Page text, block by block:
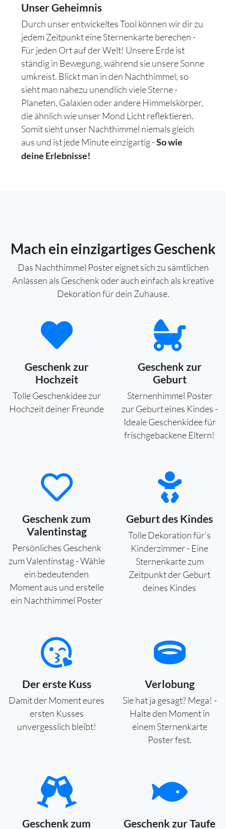
Unser Geheimnis
Durch unser entwickeltes Tool können wir dir zu
jedem Zeitpunkt eine Sternenkarte berechen -
Für jeden Ort auf der Welt! Unsere Erde ist
ständig in Bewegung, während sie unsere Sonne
umkreist. Blickt man in den Nachthimmel, so
sieht man nahezu unendlich viele Sterne -
Planeten, Galaxien oder andere Himmelskörper,
die ähnlich wie unser Mond Licht reflektieren.
Somit sieht unser Nachthimmel niemals gleich
aus und ist jede Minute einzigartig -So wie
deine Erlebnisse!
Mach ein einzigartiges Geschenk
Das Nachthimmel Poster eignet sich zu sämtlichen
Anlässen als Geschenk oder auch einfach als kreative
Dekoration für dein Zuhause.
Geschenk zur
Hochzeit
Tolle Geschenkidee zur
Hochzeit deiner Freunde
Geschenk zur
Geburt
Sternenhimmel Poster
zur Geburt eines Kindes -
Ideale Geschenkidee für
frischgebackene Eltern!
Geschenk zum
Valentinstag
Persönliches Geschenk
zum Valentinstag - Wähle
ein bedeutenden
Moment aus und erstelle
ein Nachthimmel Poster
Geburt des Kindes
Tolle Dekoration für's
Kinderzimmer - Eine
Sternenkarte zum
Zeitpunkt der Geburt
deines Kindes
Der erste Kuss
Damit der Moment eures
ersten Kusses
unvergesslich bleibt!
Verlobung
Sie hat ja gesagt? Mega! -
Halte den Moment in
einem Sternenkarte
Poster fest.
Geschenk zum Geschenk zur Taufe